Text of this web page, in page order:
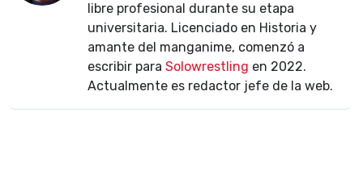
libre profesional durante su etapa
universitaria. Licenciado en Historia y
amante del manganime, comenzó a
escribir para Solowrestling en 2022.
Actualmente es redactor jefe de la web.